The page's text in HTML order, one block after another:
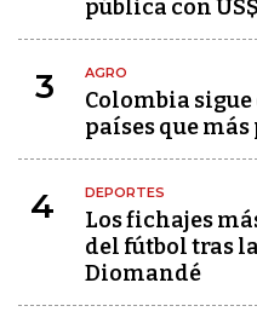
pública con
3 AGRO
Colombia sigue
países que
4 DEPORTES
Los fichajes
del fútbol tras
Diomandé